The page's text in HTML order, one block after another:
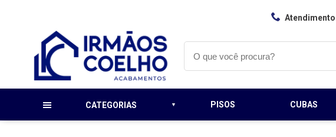
CATEGORIAS PISOS CUBAS